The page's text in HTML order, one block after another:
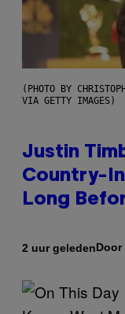
(PHOTO BY
VIA GETTY IMAGES)
Justin
Country-
Long
2 uur geledenDoor